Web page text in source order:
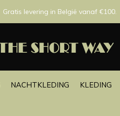
NACHTKLEDING KLEDING
Gratis levering in België vanaf €100.